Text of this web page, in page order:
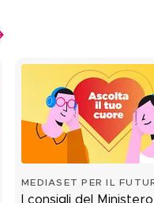
MEDIASET PER IL
I consigli del